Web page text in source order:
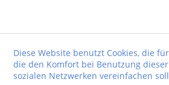
Diese Website benutzt Cookies, die
die den Komfort bei Benutzung
sozialen Netzwerken vereinfachen